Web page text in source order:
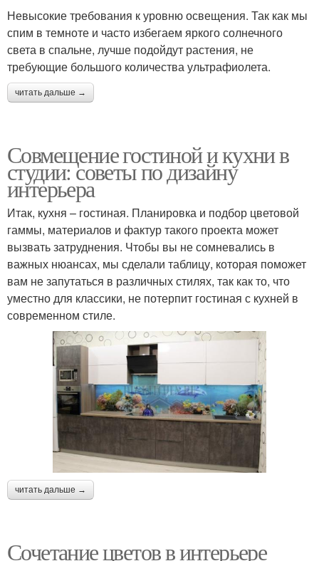
Невысокие требования к уровню освещения. Так как мы
спим в темноте и часто избегаем яркого солнечного
света в спальне, лучше подойдут растения, не
требующие большого количества ультрафиолета.
читать дальше →
Совмещение гостиной и кухни в
студии: советы по дизайну
интерьера
Итак, кухня – гостиная. Планировка и подбор цветовой
гаммы, материалов и фактур такого проекта может
вызвать затруднения. Чтобы вы не сомневались в
важных нюансах, мы сделали таблицу, которая поможет
вам не запутаться в различных стилях, так как то, что
уместно для классики, не потерпит гостиная с кухней в
современном стиле.
читать дальше →
Сочетание цветов в интерьере